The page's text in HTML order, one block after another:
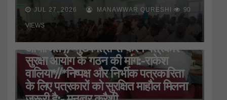
JUL 27, 2026 MANAWWAR QURESHI 90
VIEWS
HARIDWAR STATE UTTARAKHAND
जिला प्रेस क्लब की बैठक
आयोजित*//*मुख्यमंत्री से करेंगे पत्रकार
सुरक्षा आयोग के गठन की मांग:-राकेश
वालिया*//*निष्पक्ष और निर्भीक पत्रकारिता
के लिए पत्रकारों को सुरक्षित माहौल मिलना